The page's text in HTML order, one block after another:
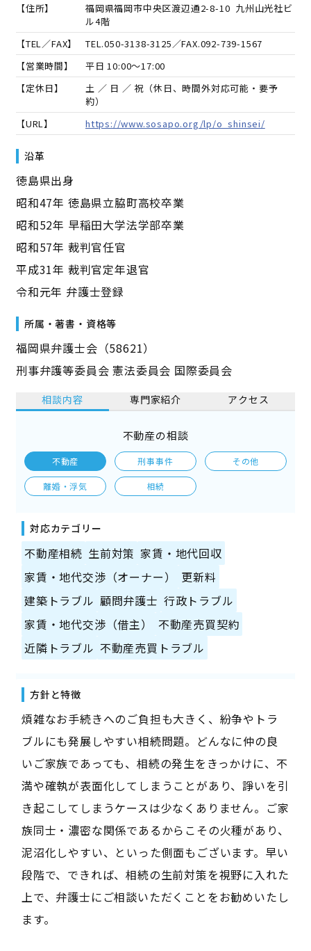
【住所】
福岡県福岡市中央区渡辺通2-8-10 九州山光社ビ
ル4階
【TEL／FAX】
TEL.050-3138-3125 ／FAX.092-739-1567
【営業時間】
平日 10:00～17:00
【定休日】
土 ／ 日 ／ 祝（休日、時間外対応可能・要予
約）
【URL】
https://www.sosapo.org/lp/o_shinsei/
沿革
徳島県出身
昭和47年 徳島県立脇町高校卒業
昭和52年 早稲田大学法学部卒業
昭和57年 裁判官任官
平成31年 裁判官定年退官
令和元年 弁護士登録
所属・著書・資格等
福岡県弁護士会（58621）
刑事弁護等委員会 憲法委員会 国際委員会
相談内容 専門家紹介 アクセス
不動産の相談
不動産 刑事事件 その他
離婚・浮気 相続
対応カテゴリー
不動産相続 生前対策 家賃・地代回収
家賃・地代交渉（オーナー）
更新料
建築トラブル 顧問弁護士 行政トラブル
家賃・地代交渉（借主）
不動産売買契約
近隣トラブル 不動産売買トラブル
方針と特徴
煩雑なお手続きへのご負担も大きく、紛争やトラ
ブルにも発展しやすい相続問題。どんなに仲の良
いご家族であっても、相続の発生をきっかけに、不
満や確執が表面化してしまうことがあり、諍いを引
き起こしてしまうケースは少なくありません。ご家
族同士・濃密な関係であるからこその火種があり、
泥沼化しやすい、といった側面もございます。早い
段階で、できれば、相続の生前対策を視野に入れた
上で、弁護士にご相談いただくことをお勧めいたし
ます。